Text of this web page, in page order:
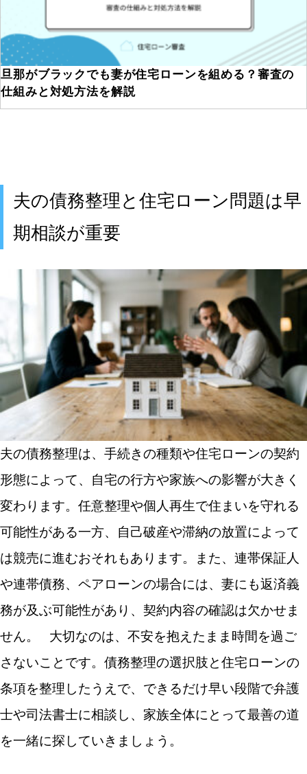
旦那がブラックでも妻が住宅ローンを組める？審査の
仕組みと対処方法を解説
夫の債務整理と住宅ローン問題は早
期相談が重要
夫の債務整理は、手続きの種類や住宅ローンの契約
形態によって、自宅の行方や家族への影響が大きく
変わります。任意整理や個人再生で住まいを守れる
可能性がある一方、自己破産や滞納の放置によって
は競売に進むおそれもあります。また、連帯保証人
や連帯債務、ペアローンの場合には、妻にも返済義
務が及ぶ可能性があり、契約内容の確認は欠かせま
せん。
大切なのは、不安を抱えたまま時間を過ご
さないことです。債務整理の選択肢と住宅ローンの
条項を整理したうえで、できるだけ早い段階で弁護
士や司法書士に相談し、家族全体にとって最善の道
を一緒に探していきましょう。